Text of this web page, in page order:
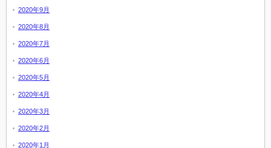
2020年9月
2020年8月
2020年7月
2020年6月
2020年5月
2020年4月
2020年3月
2020年2月
2020年1月